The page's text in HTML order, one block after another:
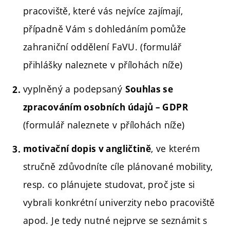
pracoviště, které vás nejvíce zajímají,
případně Vám s dohledáním pomůže
zahraniční oddělení FaVU. (formulář
přihlášky naleznete v přílohách níže)
vyplněný a podepsaný Souhlas se
zpracováním osobních údajů – GDPR
(formulář naleznete v přílohách níže)
motivační dopis v angličtině, ve kterém
stručně zdůvodníte cíle plánované mobility,
resp. co plánujete studovat, proč jste si
vybrali konkrétní univerzity nebo pracoviště
apod. Je tedy nutné nejprve se seznámit s